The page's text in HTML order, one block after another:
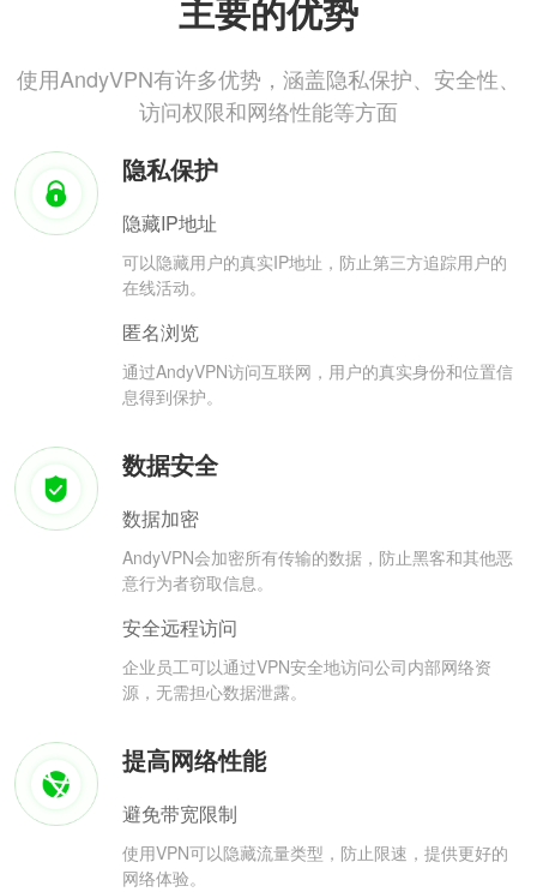
主要的优势
使用AndyVPN有许多优势，涵盖隐私保护、安全性、
访问权限和网络性能等方面
隐私保护
隐藏IP地址
可以隐藏用户的真实IP地址，防止第三方追踪用户的
在线活动。
匿名浏览
通过AndyVPN访问互联网，用户的真实身份和位置信
息得到保护。
数据安全
数据加密
AndyVPN会加密所有传输的数据，防止黑客和其他恶
意行为者窃取信息。
安全远程访问
企业员工可以通过VPN安全地访问公司内部网络资
源，无需担心数据泄露。
提高网络性能
避免带宽限制
使用VPN可以隐藏流量类型，防止限速，提供更好的
网络体验。